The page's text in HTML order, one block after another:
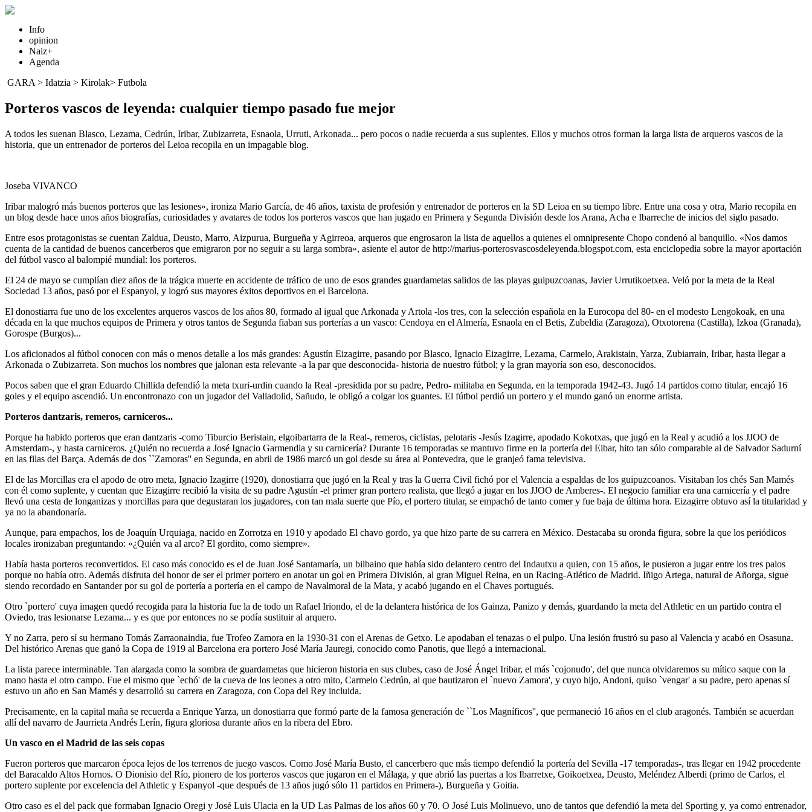
Info
opinion
Naiz+
Agenda
GARA > Idatzia > Kirolak> Futbola
Porteros vascos de leyenda: cualquier tiempo pasado fue mejor
A todos les suenan Blasco, Lezama, Cedrún, Iribar, Zubizarreta, Esnaola, Urruti, Arkonada... pero pocos o nadie recuerda a sus suplentes. Ellos y muchos otros forman la larga lista de arqueros vascos de la
historia, que un entrenador de porteros del Leioa recopila en un impagable blog.
Joseba VIVANCO
Iribar malogró más buenos porteros que las lesiones», ironiza Mario García, de 46 años, taxista de profesión y entrenador de porteros en la SD Leioa en su tiempo libre. Entre una cosa y otra, Mario recopila en
un blog desde hace unos años biografías, curiosidades y avatares de todos los porteros vascos que han jugado en Primera y Segunda División desde los Arana, Acha e Ibarreche de inicios del siglo pasado.
Entre esos protagonistas se cuentan Zaldua, Deusto, Marro, Aizpurua, Burgueña y Agirreoa, arqueros que engrosaron la lista de aquellos a quienes el omnipresente Chopo condenó al banquillo. «Nos damos
cuenta de la cantidad de buenos cancerberos que emigraron por no seguir a su larga sombra», asiente el autor de http://marius-porterosvascosdeleyenda.blogspot.com, esta enciclopedia sobre la mayor aportación
del fútbol vasco al balompié mundial: los porteros.
El 24 de mayo se cumplían diez años de la trágica muerte en accidente de tráfico de uno de esos grandes guardametas salidos de las playas guipuzcoanas, Javier Urrutikoetxea. Veló por la meta de la Real
Sociedad 13 años, pasó por el Espanyol, y logró sus mayores éxitos deportivos en el Barcelona.
El donostiarra fue uno de los excelentes arqueros vascos de los años 80, formado al igual que Arkonada y Artola -los tres, con la selección española en la Eurocopa del 80- en el modesto Lengokoak, en una
década en la que muchos equipos de Primera y otros tantos de Segunda fiaban sus porterías a un vasco: Cendoya en el Almería, Esnaola en el Betis, Zubeldia (Zaragoza), Otxotorena (Castilla), Izkoa (Granada),
Gorospe (Burgos)...
Los aficionados al fútbol conocen con más o menos detalle a los más grandes: Agustín Eizagirre, pasando por Blasco, Ignacio Eizagirre, Lezama, Carmelo, Arakistain, Yarza, Zubiarrain, Iribar, hasta llegar a
Arkonada o Zubizarreta. Son muchos los nombres que jalonan esta relevante -a la par que desconocida- historia de nuestro fútbol; y la gran mayoría son eso, desconocidos.
Pocos saben que el gran Eduardo Chillida defendió la meta txuri-urdin cuando la Real -presidida por su padre, Pedro- militaba en Segunda, en la temporada 1942-43. Jugó 14 partidos como titular, encajó 16
goles y el equipo ascendió. Un encontronazo con un jugador del Valladolid, Sañudo, le obligó a colgar los guantes. El fútbol perdió un portero y el mundo ganó un enorme artista.
Porteros dantzaris, remeros, carniceros...
Porque ha habido porteros que eran dantzaris -como Tiburcio Beristain, elgoibartarra de la Real-, remeros, ciclistas, pelotaris -Jesús Izagirre, apodado Kokotxas, que jugó en la Real y acudió a los JJOO de
Amsterdam-, y hasta carniceros. ¿Quién no recuerda a José Ignacio Garmendia y su carnicería? Durante 16 temporadas se mantuvo firme en la portería del Eibar, hito tan sólo comparable al de Salvador Sadurní
en las filas del Barça. Además de dos ``Zamoras'' en Segunda, en abril de 1986 marcó un gol desde su área al Pontevedra, que le granjeó fama televisiva.
El de las Morcillas era el apodo de otro meta, Ignacio Izagirre (1920), donostiarra que jugó en la Real y tras la Guerra Civil fichó por el Valencia a espaldas de los guipuzcoanos. Visitaban los chés San Mamés
con él como suplente, y cuentan que Eizagirre recibió la visita de su padre Agustín -el primer gran portero realista, que llegó a jugar en los JJOO de Amberes-. El negocio familiar era una carnicería y el padre
llevó una cesta de longanizas y morcillas para que degustaran los jugadores, con tan mala suerte que Pío, el portero titular, se empachó de tanto comer y fue baja de última hora. Eizagirre obtuvo así la titularidad y
ya no la abandonaría.
Aunque, para empachos, los de Joaquín Urquiaga, nacido en Zorrotza en 1910 y apodado El chavo gordo, ya que hizo parte de su carrera en México. Destacaba su oronda figura, sobre la que los periódicos
locales ironizaban preguntando: «¿Quién va al arco? El gordito, como siempre».
Había hasta porteros reconvertidos. El caso más conocido es el de Juan José Santamaría, un bilbaino que había sido delantero centro del Indautxu a quien, con 15 años, le pusieron a jugar entre los tres palos
porque no había otro. Además disfruta del honor de ser el primer portero en anotar un gol en Primera División, al gran Miguel Reina, en un Racing-Atlético de Madrid. Iñigo Artega, natural de Añorga, sigue
siendo recordado en Santander por su gol de portería a portería en el campo de Navalmoral de la Mata, y acabó jugando en el Chaves portugués.
Otro `portero' cuya imagen quedó recogida para la historia fue la de todo un Rafael Iriondo, el de la delantera histórica de los Gainza, Panizo y demás, guardando la meta del Athletic en un partido contra el
Oviedo, tras lesionarse Lezama... y es que por entonces no se podía sustituir al arquero.
Y no Zarra, pero sí su hermano Tomás Zarraonaindia, fue Trofeo Zamora en la 1930-31 con el Arenas de Getxo. Le apodaban el tenazas o el pulpo. Una lesión frustró su paso al Valencia y acabó en Osasuna.
Del histórico Arenas que ganó la Copa de 1919 al Barcelona era portero José María Jauregi, conocido como Panotis, que llegó a internacional.
La lista parece interminable. Tan alargada como la sombra de guardametas que hicieron historia en sus clubes, caso de José Ángel Iribar, el más `cojonudo', del que nunca olvidaremos su mítico saque con la
mano hasta el otro campo. Fue el mismo que `echó' de la cueva de los leones a otro mito, Carmelo Cedrún, al que bautizaron el `nuevo Zamora', y cuyo hijo, Andoni, quiso `vengar' a su padre, pero apenas sí
estuvo un año en San Mamés y desarrolló su carrera en Zaragoza, con Copa del Rey incluida.
Precisamente, en la capital maña se recuerda a Enrique Yarza, un donostiarra que formó parte de la famosa generación de ``Los Magníficos'', que permaneció 16 años en el club aragonés. También se acuerdan
allí del navarro de Jaurrieta Andrés Lerín, figura gloriosa durante años en la ribera del Ebro.
Un vasco en el Madrid de las seis copas
Fueron porteros que marcaron época lejos de los terrenos de juego vascos. Como José María Busto, el cancerbero que más tiempo defendió la portería del Sevilla -17 temporadas-, tras llegar en 1942 procedente
del Baracaldo Altos Hornos. O Dionisio del Río, pionero de los porteros vascos que jugaron en el Málaga, y que abrió las puertas a los Ibarretxe, Goikoetxea, Deusto, Meléndez Alberdi (primo de Carlos, el
portero suplente por excelencia del Athletic y Espanyol -que después de 13 años jugó sólo 11 partidos en Primera-), Burgueña y Goitia.
Otro caso es el del pack que formaban Ignacio Oregi y José Luis Ulacia en la UD Las Palmas de los años 60 y 70. O José Luis Molinuevo, uno de tantos que defendió la meta del Sporting y, ya como entrenador,